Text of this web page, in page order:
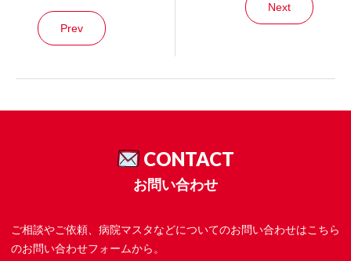
Prev
Next
CONTACT
お問い合わせ
ご相談やご依頼、病院マスタなどについてのお問い合わせはこちら
のお問い合わせフォームから。